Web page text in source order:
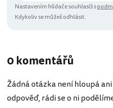
Nastavením hlídače souhlasíš s
Kdykoliv se můžeš odhlásit.
0 komentářů
Žádná otázka není hloupá
odpověď, rádi se o ni